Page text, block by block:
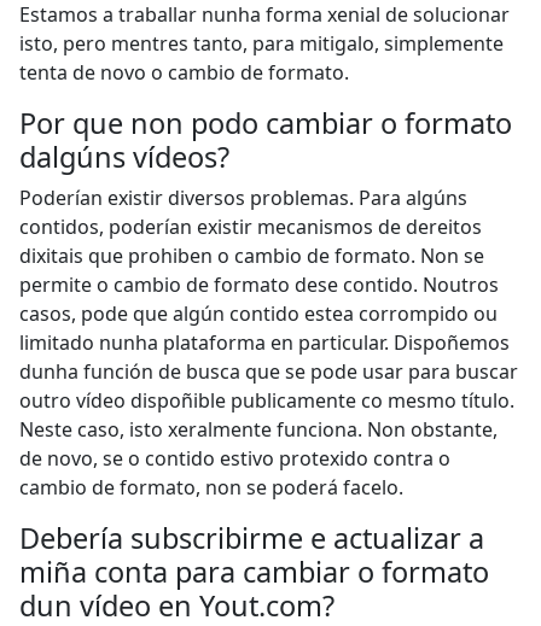
Estamos a traballar nunha forma xenial de solucionar
isto, pero mentres tanto, para mitigalo, simplemente
tenta de novo o cambio de formato.
Por que non podo cambiar o formato
dalgúns vídeos?
Poderían existir diversos problemas. Para algúns
contidos, poderían existir mecanismos de dereitos
dixitais que prohiben o cambio de formato. Non se
permite o cambio de formato dese contido. Noutros
casos, pode que algún contido estea corrompido ou
limitado nunha plataforma en particular. Dispoñemos
dunha función de busca que se pode usar para buscar
outro vídeo dispoñible publicamente co mesmo título.
Neste caso, isto xeralmente funciona. Non obstante,
de novo, se o contido estivo protexido contra o
cambio de formato, non se poderá facelo.
Debería subscribirme e actualizar a
miña conta para cambiar o formato
dun vídeo en Yout.com?